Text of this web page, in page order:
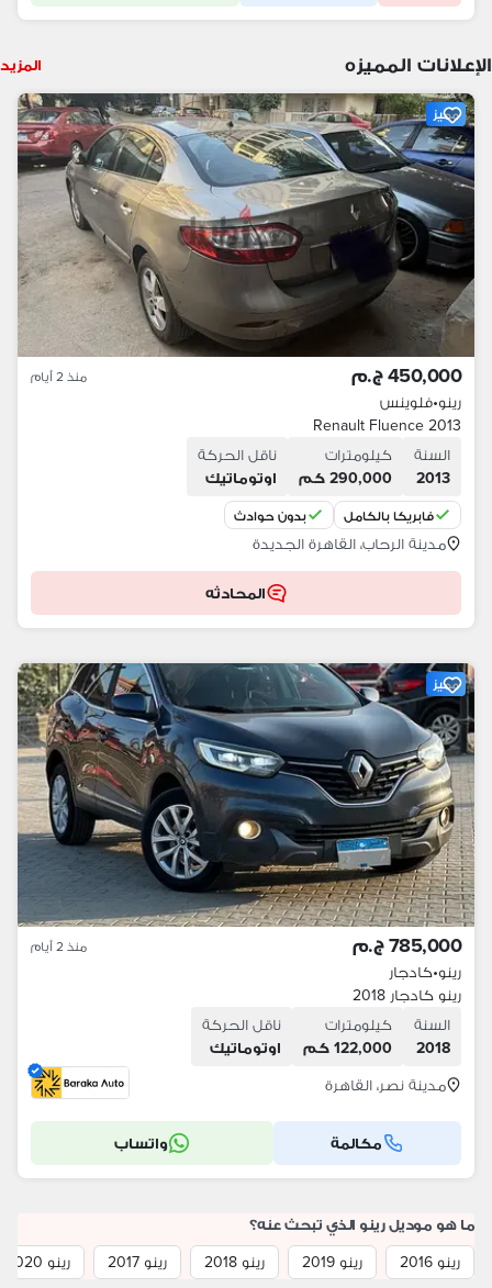
الإعلانات المميزه المزيد
مميز
450,000 ج.م منذ 2 أيام
رينو•فلوينس
Renault Fluence 2013
السنة
2013
كيلومترات
290,000 كم
ناقل الحركة
اوتوماتيك
فابريكا بالكامل بدون حوادث
مدينة الرحاب، القاهرة الجديدة
المحادثه
مميز
785,000 ج.م منذ 2 أيام
رينو•كادجار
رينو كادجار 2018
السنة
2018
كيلومترات
122,000 كم
ناقل الحركة
اوتوماتيك
مدينة نصر، القاهرة
مكالمة واتساب
ما هو موديل رينو الذي تبحث عنه؟
رينو 2016
رينو 2019 رينو 2018 رينو 2017 رينو 2020